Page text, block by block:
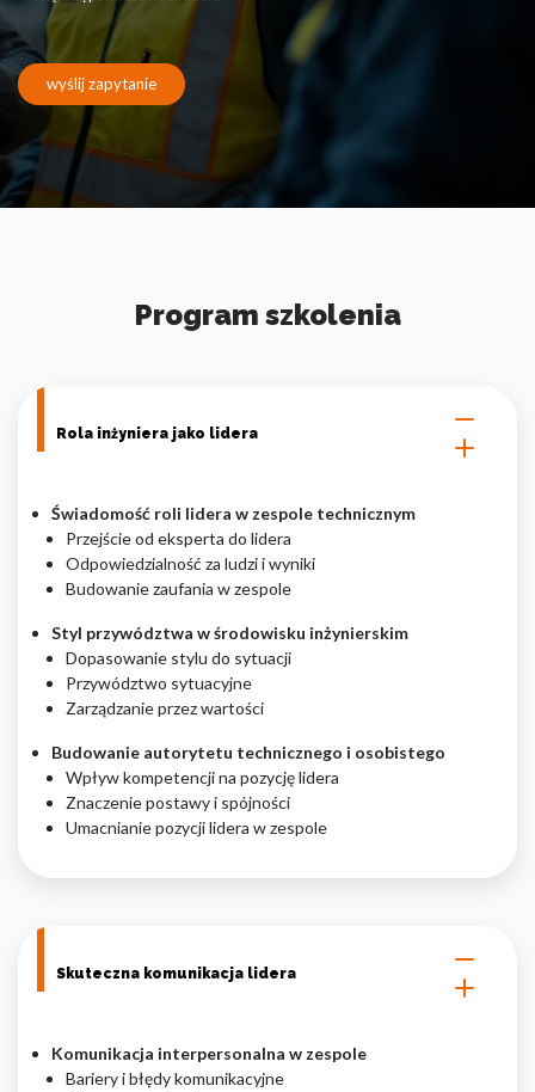
wyślij zapytanie
Program szkolenia
Rola inżyniera jako lidera
Świadomość roli lidera w zespole technicznym
Przejście od eksperta do lidera
Odpowiedzialność za ludzi i wyniki
Budowanie zaufania w zespole
Styl przywództwa w środowisku inżynierskim
Dopasowanie stylu do sytuacji
Przywództwo sytuacyjne
Zarządzanie przez wartości
Budowanie autorytetu technicznego i osobistego
Wpływ kompetencji na pozycję lidera
Znaczenie postawy i spójności
Umacnianie pozycji lidera w zespole
Skuteczna komunikacja lidera
Komunikacja interpersonalna w zespole
Bariery i błędy komunikacyjne
zapamiętanie informacji, które zmieniają wygląd lub
funkcjonowanie strony, np. preferowany język lub region, w
którym znajduje się użytkownik.
Statystyka
Statystyczne pliki cookie pomagają właścicielem stron
internetowych zrozumieć, w jaki sposób różni użytkownicy
Marketing
użytkowników na stronach internetowych. Celem jest
poszczególnych użytkowników i tym samym bardziej cenne dla
Nieklasyfikowane
Nieklasyfikowane pliki cookie, to pliki, które są w procesie
klasyfikowania, wraz z dostawcami poszczególnych ciasteczek.
Odrzuć
Zapisz moje preferencje
Akceptuj wszystko